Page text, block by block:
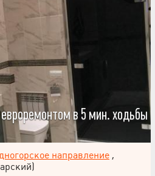
в 5 мин. ходьбы
направление,